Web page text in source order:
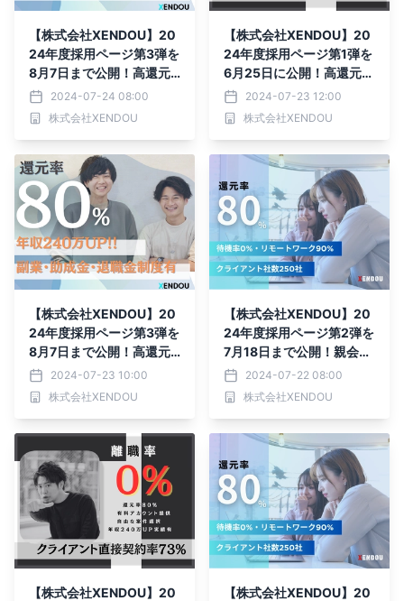
【株式会社XENDOU】20
24年度採用ページ第3弾を
8月7日まで公開！高還元S
ES企業としての実績の全
貌を開示します！
2024-07-24 08:00
株式会社XENDOU
【株式会社XENDOU】20
24年度採用ページ第1弾を
6月25日に公開！高還元S
ES企業として今期採用人
数計35名増員を決定！
2024-07-23 12:00
株式会社XENDOU
【株式会社XENDOU】20
24年度採用ページ第3弾を
8月7日まで公開！高還元S
ES企業としての実績の全
貌を開示します！
2024-07-23 10:00
株式会社XENDOU
【株式会社XENDOU】20
24年度採用ページ第2弾を
7月18日まで公開！親会社
との連携を原動力に採用を
強化！
2024-07-22 08:00
株式会社XENDOU
【株式会社XENDOU】20
【株式会社XENDOU】20